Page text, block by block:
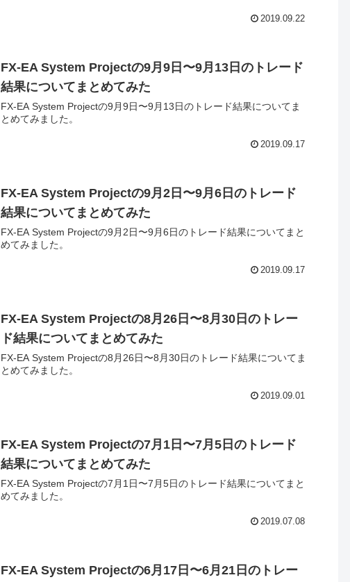
2019.09.22
FX-EA System Projectの9月9日〜9月13日のトレード
結果についてまとめてみた
FX-EA System Projectの9月9日〜9月13日のトレード結果についてま
とめてみました。
2019.09.17
FX-EA System Projectの9月2日〜9月6日のトレード
結果についてまとめてみた
FX-EA System Projectの9月2日〜9月6日のトレード結果についてまと
めてみました。
2019.09.17
FX-EA System Projectの8月26日〜8月30日のトレー
ド結果についてまとめてみた
FX-EA System Projectの8月26日〜8月30日のトレード結果についてま
とめてみました。
2019.09.01
FX-EA System Projectの7月1日〜7月5日のトレード
結果についてまとめてみた
FX-EA System Projectの7月1日〜7月5日のトレード結果についてまと
めてみました。
2019.07.08
FX-EA System Projectの6月17日〜6月21日のトレー